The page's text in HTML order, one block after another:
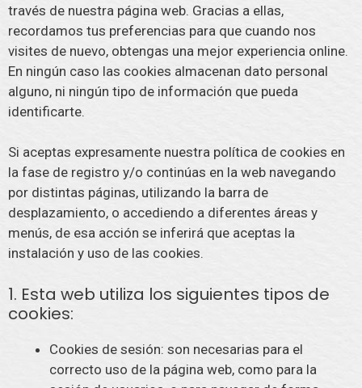
través de nuestra página web. Gracias a ellas,
recordamos tus preferencias para que cuando nos
visites de nuevo, obtengas una mejor experiencia online.
En ningún caso las cookies almacenan dato personal
alguno, ni ningún tipo de información que pueda
identificarte.
Si aceptas expresamente nuestra política de cookies en
la fase de registro y/o continúas en la web navegando
por distintas páginas, utilizando la barra de
desplazamiento, o accediendo a diferentes áreas y
menús, de esa acción se inferirá que aceptas la
instalación y uso de las cookies.
1. Esta web utiliza los siguientes tipos de
cookies:
Cookies de sesión: son necesarias para el
correcto uso de la página web, como para la